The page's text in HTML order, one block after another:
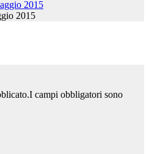
2015
campi obbligatori sono